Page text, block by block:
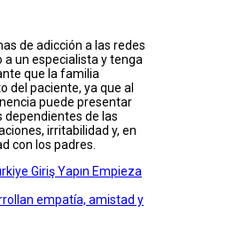
de adicción a las redes
un especialista y tenga
que la familia
del paciente, ya que al
puede presentar
dependientes de las
irritabilidad y, en
con los padres.
Giriş Yapın Empieza
empatía, amistad y